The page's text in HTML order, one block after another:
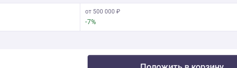
от 500 000 ₽
-7%